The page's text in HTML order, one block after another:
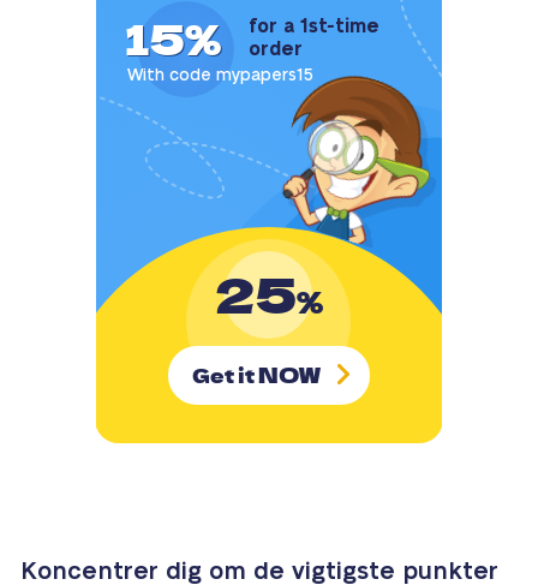
15%
for a 1st-time
order
With code mypapers15
25%
Get itNOW
Koncentrer dig om de vigtigste punkter